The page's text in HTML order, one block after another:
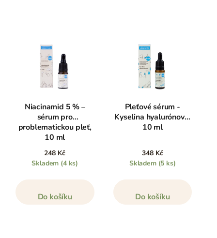
Niacinamid 5 % –
sérum pro
problematickou pleť,
10 ml
248 Kč
Skladem (4 ks)
Do košíku
Pleťové sérum -
Kyselina hyalurónová,
10 ml
348 Kč
Skladem (5 ks)
Do košíku